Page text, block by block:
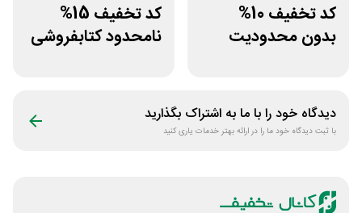
کد تخفیف 10%
بدون محدودیت
کد تخفیف 15%
نامحدود کتابفروشی
دیدگاه خود را با ما به اشتراک بگذارید
با ثبت دیدگاه خود ما را در ارائه بهتر خدمات یاری کنید